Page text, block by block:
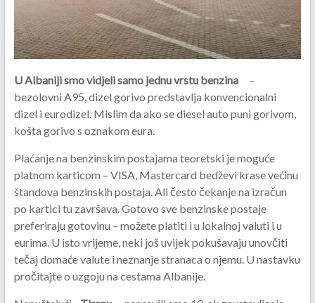
U Albaniji smo vidjeli samo jednu vrstu benzina–
bezolovni A95, dizel gorivo predstavlja konvencionalni
dizel i eurodizel. Mislim da ako se diesel auto puni gorivom,
košta gorivo s oznakom eura.
Plaćanje na benzinskim postajama teoretski je moguće
platnom karticom – VISA, Mastercard bedževi krase većinu
štandova benzinskih postaja. Ali često čekanje na izračun
po kartici tu završava. Gotovo sve benzinske postaje
preferiraju gotovinu – možete platiti i u lokalnoj valuti i u
eurima. U isto vrijeme, neki još uvijek pokušavaju unovčiti
tečaj domaće valute i neznanje stranaca o njemu. U nastavku
pročitajte o uzgoju na cestama Albanije.